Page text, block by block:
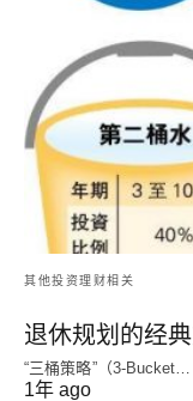
其他投资理财相关
退休规划的经
“三桶策略”（3-Bucket…
1年 ago